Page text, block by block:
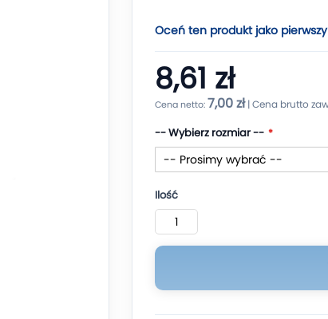
Oceń ten produkt jako pierwszy
8,61 zł
7,00 zł
-- Wybierz rozmiar --
Ilość